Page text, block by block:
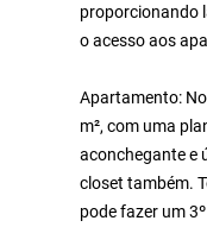
proporcionando
o acesso aos
Apartamento:
m², com uma
aconchegante e
closet também.
pode fazer um